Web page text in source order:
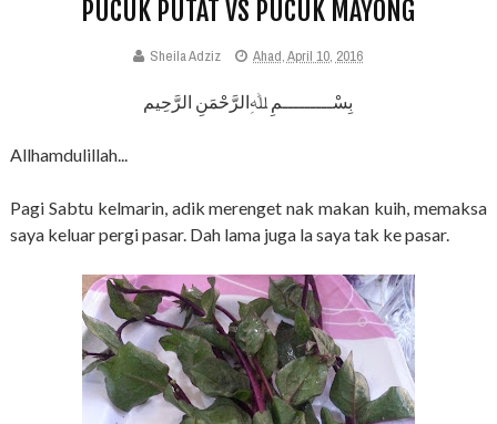
PUCUK PUTAT VS PUCUK MAYONG
Sheila Adziz Ahad, April 10, 2016
بِسْـــــــــمِ ﷲِالرَّحْمَنِ الرَّحِيم
Allhamdulillah...
Pagi Sabtu kelmarin, adik merenget nak makan kuih, memaksa
saya keluar pergi pasar. Dah lama juga la saya tak ke pasar.